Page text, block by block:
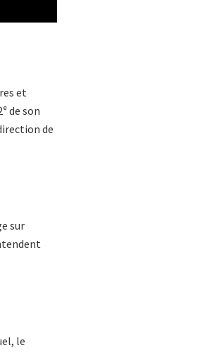
et
de son
de
sur
le